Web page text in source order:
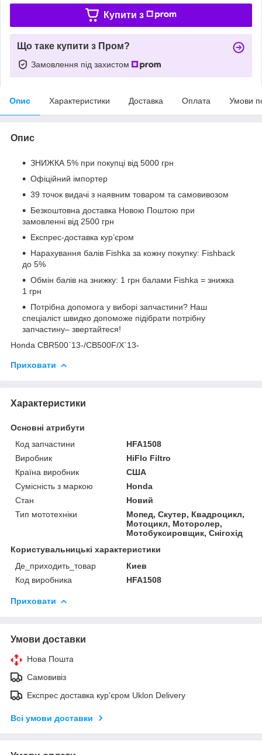
Купити з
Що таке купити з Пром?
Замовлення під захистом
Опис Характеристики Доставка Оплата Умови
Опис
ЗНИЖКА 5% при покупці від 5000 грн
Офіційний імпортер
39 точок видачі з наявним товаром та самовивозом
Безкоштовна доставка Новою Поштою при
замовленні від 2500 грн
Експрес-доставка кур’єром
Нарахування балів Fishka за кожну покупку: Fishback
до 5%
Обмін балів на знижку: 1 грн балами Fishka = знижка
1 грн
Потрібна допомога у виборі запчастини? Наш
спеціаліст швидко допоможе підібрати потрібну
запчастину– звертайтеся!
Honda CBR500`13-/CB500F/X`13-
Приховати
Характеристики
Основні атрибути
Код запчастини
HFA1508
Виробник
HiFlo Filtro
Країна виробник
США
Сумісність з маркою
Honda
Стан
Новий
Тип мототехніки
Мопед, Скутер, Квадроцикл,
Мотоцикл, Моторолер,
Мотобуксировщик, Снігохід
Користувальницькі характеристики
Де_приходить_товар
Киев
Код виробника
HFA1508
Приховати
Умови доставки
Нова Пошта
Самовивіз
Експрес доставка кур’єром Uklon Delivery
Всі умови доставки